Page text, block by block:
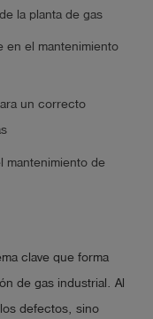
la planta de gas
en el mantenimiento
un correcto
mantenimiento de
clave que forma
de gas industrial. Al
defectos, sino